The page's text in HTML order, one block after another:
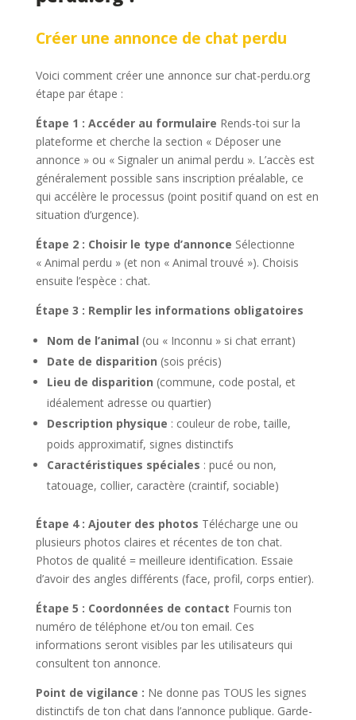
Créer une annonce de chat perdu
Voici comment créer une annonce sur chat-perdu.org
étape par étape :
Étape 1 : Accéder au formulaire Rends-toi sur la
plateforme et cherche la section « Déposer une
annonce » ou « Signaler un animal perdu ». L’accès est
généralement possible sans inscription préalable, ce
qui accélère le processus (point positif quand on est en
situation d’urgence).
Étape 2 : Choisir le type d’annonce Sélectionne
« Animal perdu » (et non « Animal trouvé »). Choisis
ensuite l’espèce : chat.
Étape 3 : Remplir les informations obligatoires
Nom de l’animal (ou « Inconnu » si chat errant)
Date de disparition (sois précis)
Lieu de disparition (commune, code postal, et
idéalement adresse ou quartier)
Description physique : couleur de robe, taille,
poids approximatif, signes distinctifs
Caractéristiques spéciales : pucé ou non,
tatouage, collier, caractère (craintif, sociable)
Étape 4 : Ajouter des photos Télécharge une ou
plusieurs photos claires et récentes de ton chat.
Photos de qualité = meilleure identification. Essaie
d’avoir des angles différents (face, profil, corps entier).
Étape 5 : Coordonnées de contact Fournis ton
numéro de téléphone et/ou ton email. Ces
informations seront visibles par les utilisateurs qui
consultent ton annonce.
Point de vigilance : Ne donne pas TOUS les signes
distinctifs de ton chat dans l’annonce publique. Garde-